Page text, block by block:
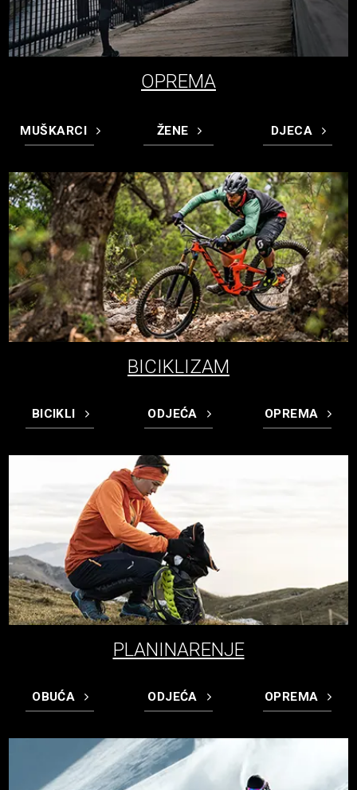
OPREMA
MUŠKARCI ŽENE DJECA
BICIKLIZAM
BICIKLI ODJEĆA OPREMA
PLANINARENJE
OBUĆA ODJEĆA OPREMA